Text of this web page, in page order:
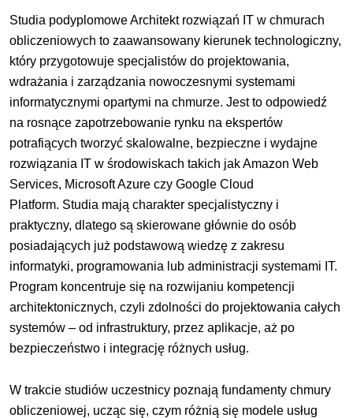
Studia podyplomowe Architekt rozwiązań IT w chmurach
obliczeniowych to zaawansowany kierunek technologiczny,
który przygotowuje specjalistów do projektowania,
wdrażania i zarządzania nowoczesnymi systemami
informatycznymi opartymi na chmurze. Jest to odpowiedź
na rosnące zapotrzebowanie rynku na ekspertów
potrafiących tworzyć skalowalne, bezpieczne i wydajne
rozwiązania IT w środowiskach takich jak Amazon Web
Services, Microsoft Azure czy Google Cloud
Platform. Studia mają charakter specjalistyczny i
praktyczny, dlatego są skierowane głównie do osób
posiadających już podstawową wiedzę z zakresu
informatyki, programowania lub administracji systemami IT.
Program koncentruje się na rozwijaniu kompetencji
architektonicznych, czyli zdolności do projektowania całych
systemów – od infrastruktury, przez aplikacje, aż po
bezpieczeństwo i integrację różnych usług.
W trakcie studiów uczestnicy poznają fundamenty chmury
obliczeniowej, ucząc się, czym różnią się modele usług